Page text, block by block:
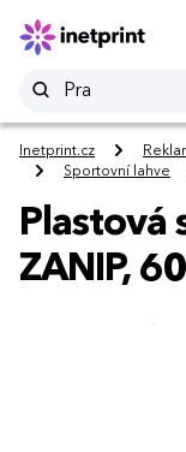
Inetprint.cz
Sportovní lahve
Plastová
ZANIP,